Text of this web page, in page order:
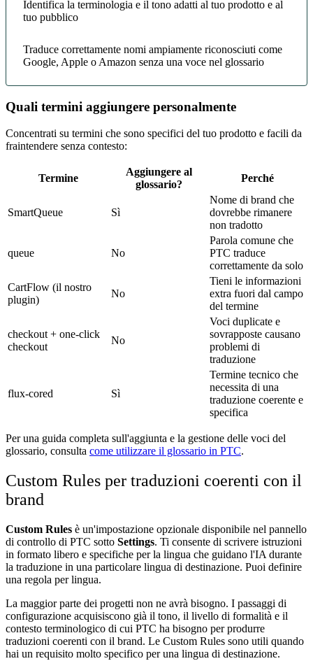
Identifica la terminologia e il tono adatti al tuo prodotto e al
tuo pubblico
Traduce correttamente nomi ampiamente riconosciuti come
Google, Apple o Amazon senza una voce nel glossario
Quali termini aggiungere personalmente
Concentrati su termini che sono specifici del tuo prodotto e facili da
fraintendere senza contesto:
Termine
Aggiungere al
glossario?
Perché
SmartQueue Sì
Nome di brand che
dovrebbe rimanere
non tradotto
queue No
Parola comune che
PTC traduce
correttamente da solo
CartFlow (il nostro
plugin)
No
Tieni le informazioni
extra fuori dal campo
del termine
checkout + one-click
checkout
No
Voci duplicate e
sovrapposte causano
problemi di
traduzione
flux-cored Sì
Termine tecnico che
necessita di una
traduzione coerente e
specifica
Per una guida completa sull'aggiunta e la gestione delle voci del
glossario, consulta come utilizzare il glossario in PTC.
Custom Rules per traduzioni coerenti con il
brand
Custom Rules è un'impostazione opzionale disponibile nel pannello
di controllo di PTC sotto Settings. Ti consente di scrivere istruzioni
in formato libero e specifiche per la lingua che guidano l'IA durante
la traduzione in una particolare lingua di destinazione. Puoi definire
una regola per lingua.
La maggior parte dei progetti non ne avrà bisogno. I passaggi di
configurazione acquisiscono già il tono, il livello di formalità e il
contesto terminologico di cui PTC ha bisogno per produrre
traduzioni coerenti con il brand. Le Custom Rules sono utili quando
hai un requisito molto specifico per una lingua di destinazione.